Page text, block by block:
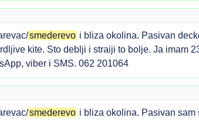
smederevo i bliza okolina. Pasivan
kite. Sto deblji i straiji to bolje. Ja imam
viber i SMS. 062 201064
smederevo i bliza okolina. Pasivan sam